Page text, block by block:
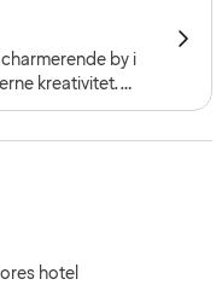
by i
kreativitet.
og forener kultur,
hotel